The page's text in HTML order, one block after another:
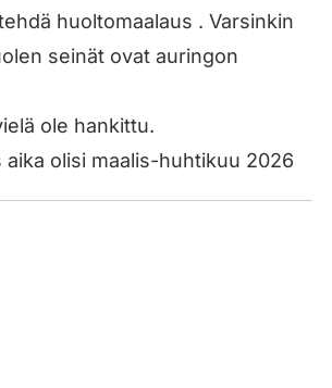
huoltomaalaus . Varsinkin
seinät ovat auringon
ole hankittu.
aika olisi maalis-huhtikuu 2026